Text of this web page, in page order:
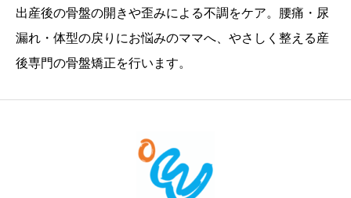
出産後の骨盤の開きや歪みによる不調をケア。腰痛・尿
漏れ・体型の戻りにお悩みのママへ、やさしく整える産
後専門の骨盤矯正を行います。